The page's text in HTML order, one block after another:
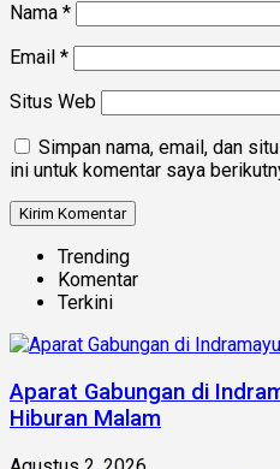
Nama *
Email *
Situs Web
Simpan nama, email, dan
ini untuk komentar saya
Trending
Komentar
Terkini
Aparat Gabungan di
Hiburan Malam